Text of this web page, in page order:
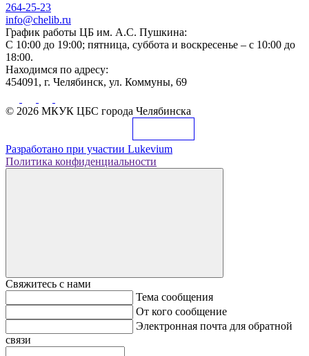
264-25-23
info@chelib.ru
График работы ЦБ им. А.С. Пушкина:
С 10:00 до 19:00; пятница, суббота и воскресенье – с 10:00 до
18:00.
Находимся по адресу:
454091, г. Челябинск, ул. Коммуны, 69
© 2026 МКУК ЦБС города Челябинска
Разработано при участии Lukevium
Политика конфиденциальности
Свяжитесь с нами
Тема сообщения
От кого сообщение
Электронная почта для обратной
связи